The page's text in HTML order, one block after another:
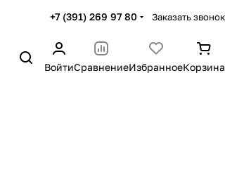
+7 (391) 269 97 80 Заказать звонок
ВойтиСравнениеИзбранноеКорзина